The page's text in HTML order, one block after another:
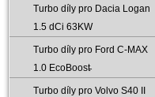
Turbo díly pro Dacia Logan
1.5 dCi 63KW
Turbo díly pro Ford C-MAX
1.0 EcoBoost̵
Turbo díly pro Volvo S40 II